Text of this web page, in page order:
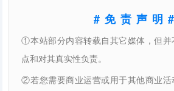
#免责声明#
①本站部分内容转载自其它媒体，但
点和对其真实性负责。
②若您需要商业运营或用于其他商业